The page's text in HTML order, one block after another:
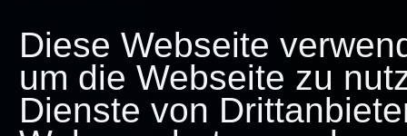
Diese Webseite
um die Webseite zu
Dienste von